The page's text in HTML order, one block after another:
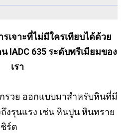
เจาะที่ไม่มีใครเทียบได้ด้วย
IADC 635 ระดับพรีเมียมของ
เรา
รวย ออกแบบมาสำหรับหินที่มี
งรุนแรง เช่น หินปูน หินทราย
ร์ต